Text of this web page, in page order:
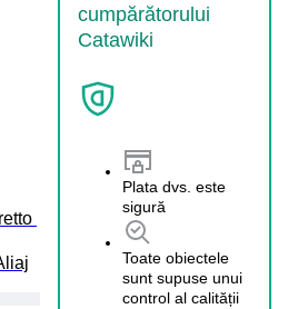
cumpărătorului
Catawiki
Plata dvs. este
sigură
Toate obiectele
sunt supuse unui
control al calității